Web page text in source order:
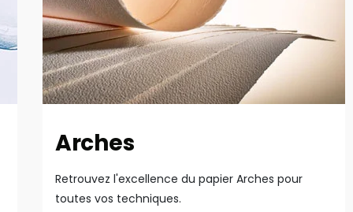
Arches
Retrouvez l'excellence du papier Arches pour
toutes vos techniques.